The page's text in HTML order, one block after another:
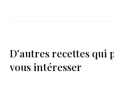
D'autres recettes qui
vous intéresser